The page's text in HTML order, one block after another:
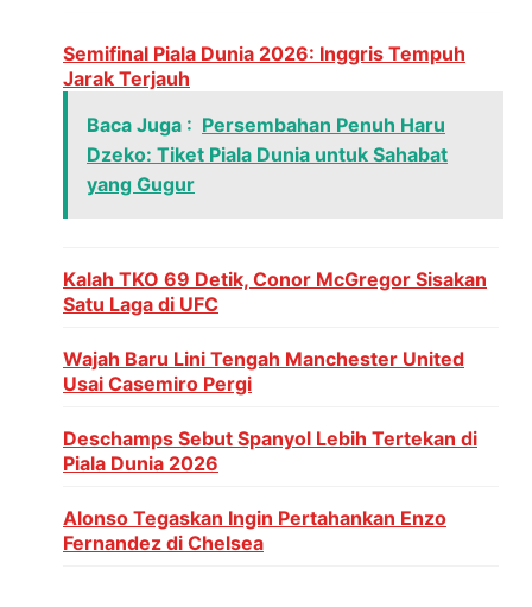
Semifinal Piala Dunia 2026: Inggris Tempuh
Jarak Terjauh
Baca Juga : Persembahan Penuh Haru
Dzeko: Tiket Piala Dunia untuk Sahabat
yang Gugur
Kalah TKO 69 Detik, Conor McGregor Sisakan
Satu Laga di UFC
Wajah Baru Lini Tengah Manchester United
Usai Casemiro Pergi
Deschamps Sebut Spanyol Lebih Tertekan di
Piala Dunia 2026
Alonso Tegaskan Ingin Pertahankan Enzo
Fernandez di Chelsea